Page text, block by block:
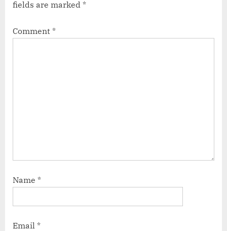
रुपये
वैल्यू?”
fields are marked *
Comment *
Name *
Email *